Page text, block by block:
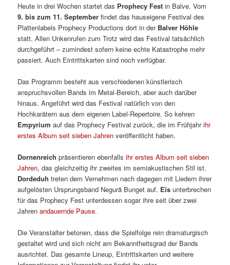
Heute in drei Wochen startet das Prophecy Fest in Balve. Vom
9. bis zum 11. September findet das hauseigene Festival des
Plattenlabels Prophecy Productions dort in der Balver Höhle
statt. Allen Unkenrufen zum Trotz wird das Festival tatsächlich
durchgeführt – zumindest sofern keine echte Katastrophe mehr
passiert. Auch Eintrittskarten sind noch verfügbar.
Das Programm besteht aus verschiedenen künstlerisch
anspruchsvollen Bands im Metal-Bereich, aber auch darüber
hinaus. Angeführt wird das Festival natürlich von den
Hochkarätern aus dem eigenen Label-Repertoire. So kehren
Empyrium auf das Prophecy Festival zurück, die im Frühjahrihr
erstes Album seit sieben Jahren veröffentlicht haben.
Dornenreich präsentieren ebenfallsihr erstes Album seit sieben
Jahren, das gleichzeitig ihr zweites im semiakustischen Stil ist.
Dordeduh treten dem Vernehmen nach dagegen mit Liedern ihrer
aufgelösten Ursprungsband Negură Bunget auf. Eïs unterbrechen
für das Prophecy Fest unterdessen sogar ihre seit über zwei
Jahrenandauernde Pause.
Die Veranstalter betonen, dass die Spielfolge rein dramaturgisch
gestaltet wird und sich nicht am Bekanntheitsgrad der Bands
ausrichtet. Das gesamte Lineup, Eintrittskarten und weitere